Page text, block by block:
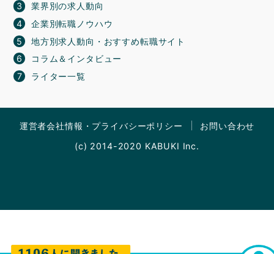
業界別の求人動向
企業別転職ノウハウ
地方別求人動向・おすすめ転職サイト
コラム＆インタビュー
ライター一覧
運営者会社情報・プライバシーポリシー
お問い合わせ
(c) 2014-2020 KABUKI Inc.